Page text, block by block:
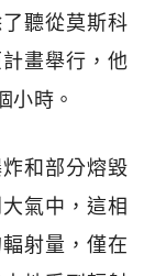
聽從莫斯科
畫舉行，他
小時。
和部分熔毀
氣中，這相
射量，僅在